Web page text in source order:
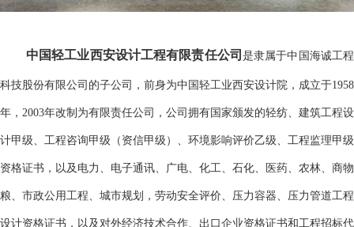
中国轻工业西安设计工程有限责任公司 是隶属于中国海诚工程
科技股份有限公司的子公司，前身为中国轻工业西安设计院，成立于1958
年，2003年改制为有限责任公司，公司拥有国家颁发的轻纺、建筑工程设
计甲级、工程咨询甲级（资信甲级） 、环境影响评价乙级、工程监理甲级
资格证书，以及电力、电子通讯、广电、化工、石化、医药、农林、商物
粮、市政公用工程、城市规划，劳动安全评价、压力容器、压力管道工程
设计资格证书，以及对外经济技术合作、出口企业资格证书和工程招标代